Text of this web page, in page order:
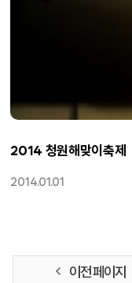
2014 청원해맞이축제
2014.01.01
이전 페이지